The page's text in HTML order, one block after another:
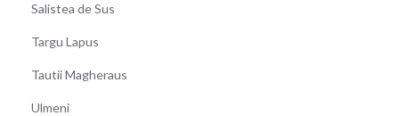
Salistea de Sus
Targu Lapus
Tautii Magheraus
Ulmeni